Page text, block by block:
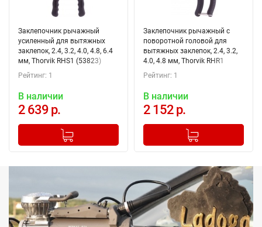
Заклепочник рычажный
усиленный для вытяжных
заклепок, 2.4, 3.2, 4.0, 4.8, 6.4
мм, Thorvik RHS1 (53823)
Рейтинг: 1
В наличии
2 639 р.
+
Добавлено в корзину
Заклепочник рычажный с
поворотной головой для
вытяжных заклепок, 2.4, 3.2,
4.0, 4.8 мм, Thorvik RHR1
(53824)
Рейтинг: 1
В наличии
2 152 р.
+
Добавлено в корзину